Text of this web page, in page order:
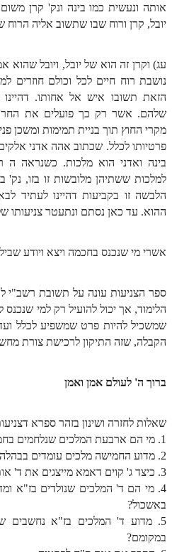
זוהר צו מתחילים
פרשת שמיני מתחילים
פרשת שמיני מתקדמים
ספר הזוהר פרשת תזריע למתחילים
ספר הזוהר פרשת תזריע למתקדמים
זוהר מצורע מתחילים
זוהר מצורע למתקדמים
זוהר אחרי מות למתקדמים
הזוהר הקדוש – קדושים למתקדמים
ספר הזוהר אמור השקפה
הזוהר הקדוש פרשת בהר למתחילים
זוהר בחוקותי למתחילים
זוהר הקדוש בחוקותי למתקדמים
ספר הזוהר – במדבר
זוהר במדבר מתחילים
זוהר במדבר מתקדמים
אותה ונעשית כמו בינה ונק' קרן
יובל, קרן ורוח שבו שתשוב אליה הרוח
עג) וקרן זה הוא של יובל, ויובל שהוא
נושבת רוח חיים לכל וכולם חוזרים
הזאת תשובו איש אל אחותו.
שלהם. אשר רק כך פועלים את
מקרי החוץ תוך בניית תמימות ומשכן
פרטיותו לכלל. שכתוב אהה אדני
בינה ואדני הוא מלכות. כשנראה ה
למלכות ששתיהן מלובשות זו בזו,
הלבשה זו בקביעות דהיינו לעתיד
ההוא. עד כאן נסתם ונתעטר צניעותו
אשרי מי שנכנס בחכמה ויצא ויודע
ספר הצניעות עונה על תשובת רשב"י
הלימוד, אך יכול להועיל רק למי שנכנס
שמשכיל להיות פרט שמשפיע לכלל
הקבלה, שזה התיקון לרכישת צורת
ברוך ה' לעולם אמן ואמן
שאלות לחזרה ושינון בזהר ספרא
1. מי הם ארבעת המלכים שנלחמים בחמשת המלכים?
2. מדוע החמישה מלכים עומדים בבהלה ולא יכלו לעמוד לפני הארבעה?
3. כיצד ג' קוים דאמא מייצגים את ד' אותיות הוי"ה?
4. מי הם ד' המלכים שנולדים בז"א
באשכול?
5. מדוע ד' המלכים בז"א נחשבים
במקומם?